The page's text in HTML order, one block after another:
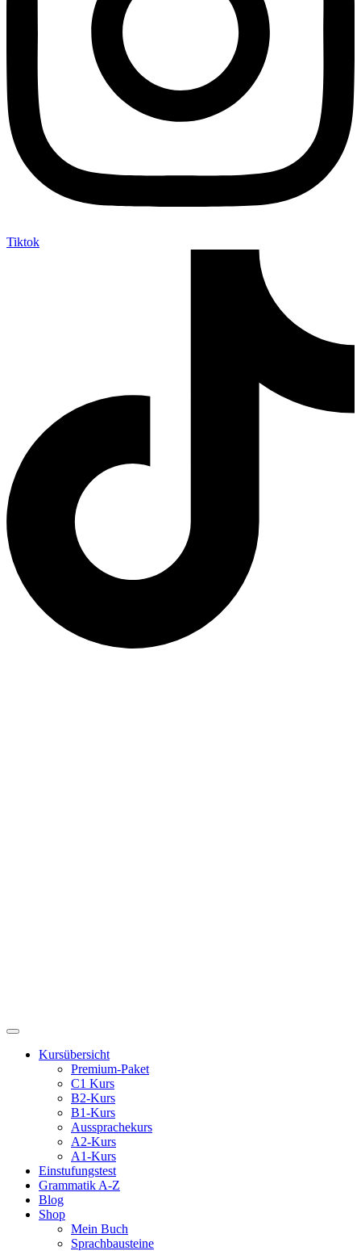
Tiktok
Kursübersicht
Premium-Paket
C1 Kurs
B2-Kurs
B1-Kurs
Aussprachekurs
A2-Kurs
A1-Kurs
Einstufungstest
Grammatik A-Z
Blog
Shop
Mein Buch
Sprachbausteine